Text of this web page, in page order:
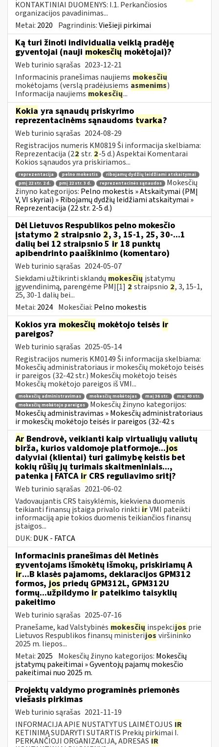
KONTAKTINIAI DUOMENYS: I.1. Perkančiosios
organizacijos pavadinimas...
Metai: 2020 Pagrindinis:Viešieji pirkimai
Ką turi žinoti individualią veiklą pradėję
gyventojai (nauji mokesčių mokėtojai)?
Web turinio sąrašas 2023-12-21
Informacinis pranešimas naujiems mokesčių
mokėtojams (verslą pradėjusiems asmenims)
Informacija naujiems mokesčių...
Kokia yra sąnaudų priskyrimo
reprezentacinėms sąnaudoms tvarka?
Web turinio sąrašas 2024-08-29
Registracijos numeris KM0819 Ši informacija skelbiama:
Reprezentacija (22 str. 2-5 d.) Aspektai Komentarai
Kokios sąnaudos yra priskiriamos...
reprezentacija pelno mokestis
ribojamų dydžių leidžiami atskaitymai
pmį 22 str. 2 d.
pmį 22 str. 3 d. reprezentacinės sąnaudos
Mokesčių
žinyno kategorijos: Pelno mokestis » Atskaitymai (PMĮ
V, VI skyriai) » Ribojamų dydžių leidžiami atskaitymai »
Reprezentacija (22 str. 2-5 d.)
Dėl Lietuvos Respublikos pelno mokesčio
įstatymo 2 straipsnio 2, 3, 15-1, 25, 30-...1
dalių bei 12 straipsnio 5 ir 18 punktų
apibendrinto paaiškinimo (komentaro)
Web turinio sąrašas 2024-05-07
Siekdami užtikrinti sklandų mokesčių įstatymų
įgyvendinimą, parengėme PMĮ[1]2straipsnio 2, 3, 15-1,
25, 30-1 dalių bei...
Metai: 2024 Mokesčiai: Pelno mokestis
Kokios yra mokesčių mokėtojo teisės ir
pareigos?
Web turinio sąrašas 2025-05-14
Registracijos numeris KM0149 Ši informacija skelbiama:
Mokesčių administratoriaus ir mokesčių mokėtojo teisės
ir pareigos (32-42 str.) Mokesčių mokėtojo teisės
Mokesčių mokėtojo pareigos iš VMI...
mokesčių administravimas mokesčių mokėtojas maį 36 str.
maį 40 str.
mokesčių mokėtojo pareigos
Mokesčių žinyno kategorijos:
Mokesčių administravimas » Mokesčių administratoriaus
ir mokesčių mokėtojo teisės ir pareigos (32-42 s
Ar Bendrovė, veikianti kaip virtualiųjų valiutų
birža, kurios valdomoje platformoje...jos
dalyviai (klientai) turi galimybę keistis bet
kokių rūšių jų turimais skaitmeniniais...,
patenka į FATCA ir CRS reguliavimo sritį?
Web turinio sąrašas 2021-06-02
Vadovaujantis CRS taisyklėmis, kiekviena duomenis
teikianti finansų įstaiga privalo rinkti irVMI pateikti
informaciją apie tokios duomenis teikiančios finansų
įstaigos...
DUK: DUK - FATCA
Informacinis pranešimas dėl Metinės
gyventojams išmokėtų išmokų, priskiriamų A
ir...B klasės pajamoms, deklaracijos GPM312
formos, jos priedų GPM312L, GPM312U
formų...užpildymo ir pateikimo taisyklių
pakeitimo
Web turinio sąrašas 2025-07-16
Pranešame, kad Valstybinės mokesčių inspekcijos prie
Lietuvos Respublikos finansų ministerijos viršininko
2025 m. liepos...
Metai: 2025 Mokesčių žinyno kategorijos: Mokesčių
įstatymų pakeitimai » Gyventojų pajamų mokesčio
pakeitimai nuo 2025 m.
Projektų valdymo programinės priemonės
viešasis pirkimas
Web turinio sąrašas 2021-11-19
INFORMACIJA APIE NUSTATYTUS LAIMĖTOJUS IR
KETINIMĄ SUDARYTI SUTARTIS Prekių pirkimai I.
PERKANČIOJI ORGANIZACIJA, ADRESAS IR